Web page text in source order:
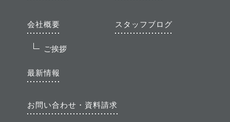
会社概要
ご挨拶
スタッフブログ
最新情報
お問い合わせ・資料請求